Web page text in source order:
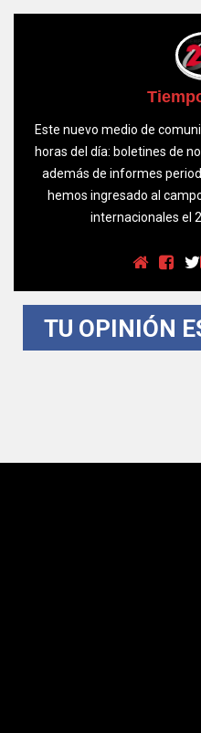
Este nuevo medio de
horas del día: boletines de
además de informes
hemos ingresado al
internacionales el
TU OPINIÓN